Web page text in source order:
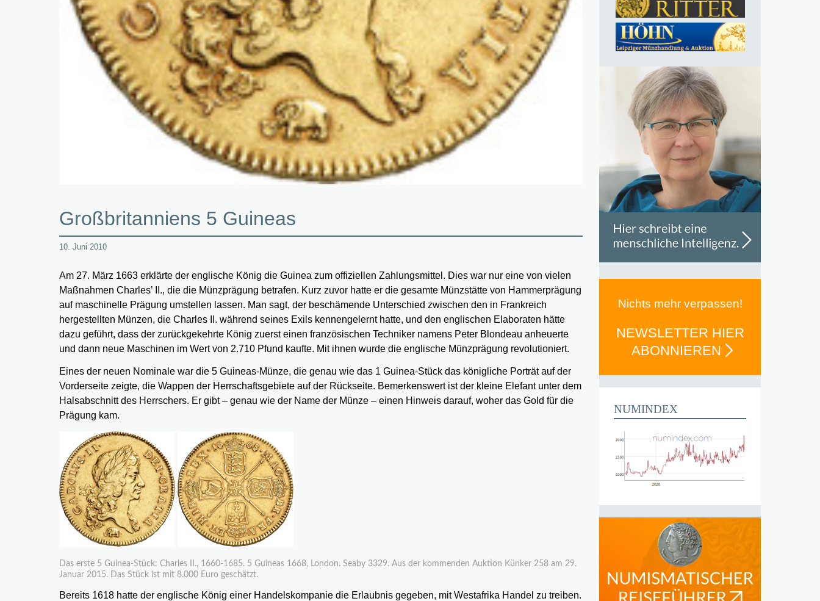
Großbritanniens 5 Guineas
10. Juni 2010
Am 27. März 1663 erklärte der englische König die Guinea zum offiziellen Zahlungsmittel. Dies war nur eine von vielen
Maßnahmen Charles’ II., die die Münzprägung betrafen. Kurz zuvor hatte er die gesamte Münzstätte von Hammerprägung
auf maschinelle Prägung umstellen lassen. Man sagt, der beschämende Unterschied zwischen den in Frankreich
hergestellten Münzen, die Charles II. während seines Exils kennengelernt hatte, und den englischen Elaboraten hätte
dazu geführt, dass der zurückgekehrte König zuerst einen französischen Techniker namens Peter Blondeau anheuerte
und dann neue Maschinen im Wert von 2.710 Pfund kaufte. Mit ihnen wurde die englische Münzprägung revolutioniert.
Eines der neuen Nominale war die 5 Guineas-Münze, die genau wie das 1 Guinea-Stück das königliche Porträt auf der
Vorderseite zeigte, die Wappen der Herrschaftsgebiete auf der Rückseite. Bemerkenswert ist der kleine Elefant unter dem
Halsabschnitt des Herrschers. Er gibt – genau wie der Name der Münze – einen Hinweis darauf, woher das Gold für die
Prägung kam.
Das erste 5 Guinea-Stück: Charles II., 1660-1685. 5 Guineas 1668, London. Seaby 3329. Aus der kommenden Auktion Künker 258 am 29.
Januar 2015. Das Stück ist mit 8.000 Euro geschätzt.
Bereits 1618 hatte der englische König einer Handelskompanie die Erlaubnis gegeben, mit Westafrika Handel zu treiben.
Nichts mehr verpassen!
NEWSLETTER HIER
ABONNIEREN
NUMINDEX